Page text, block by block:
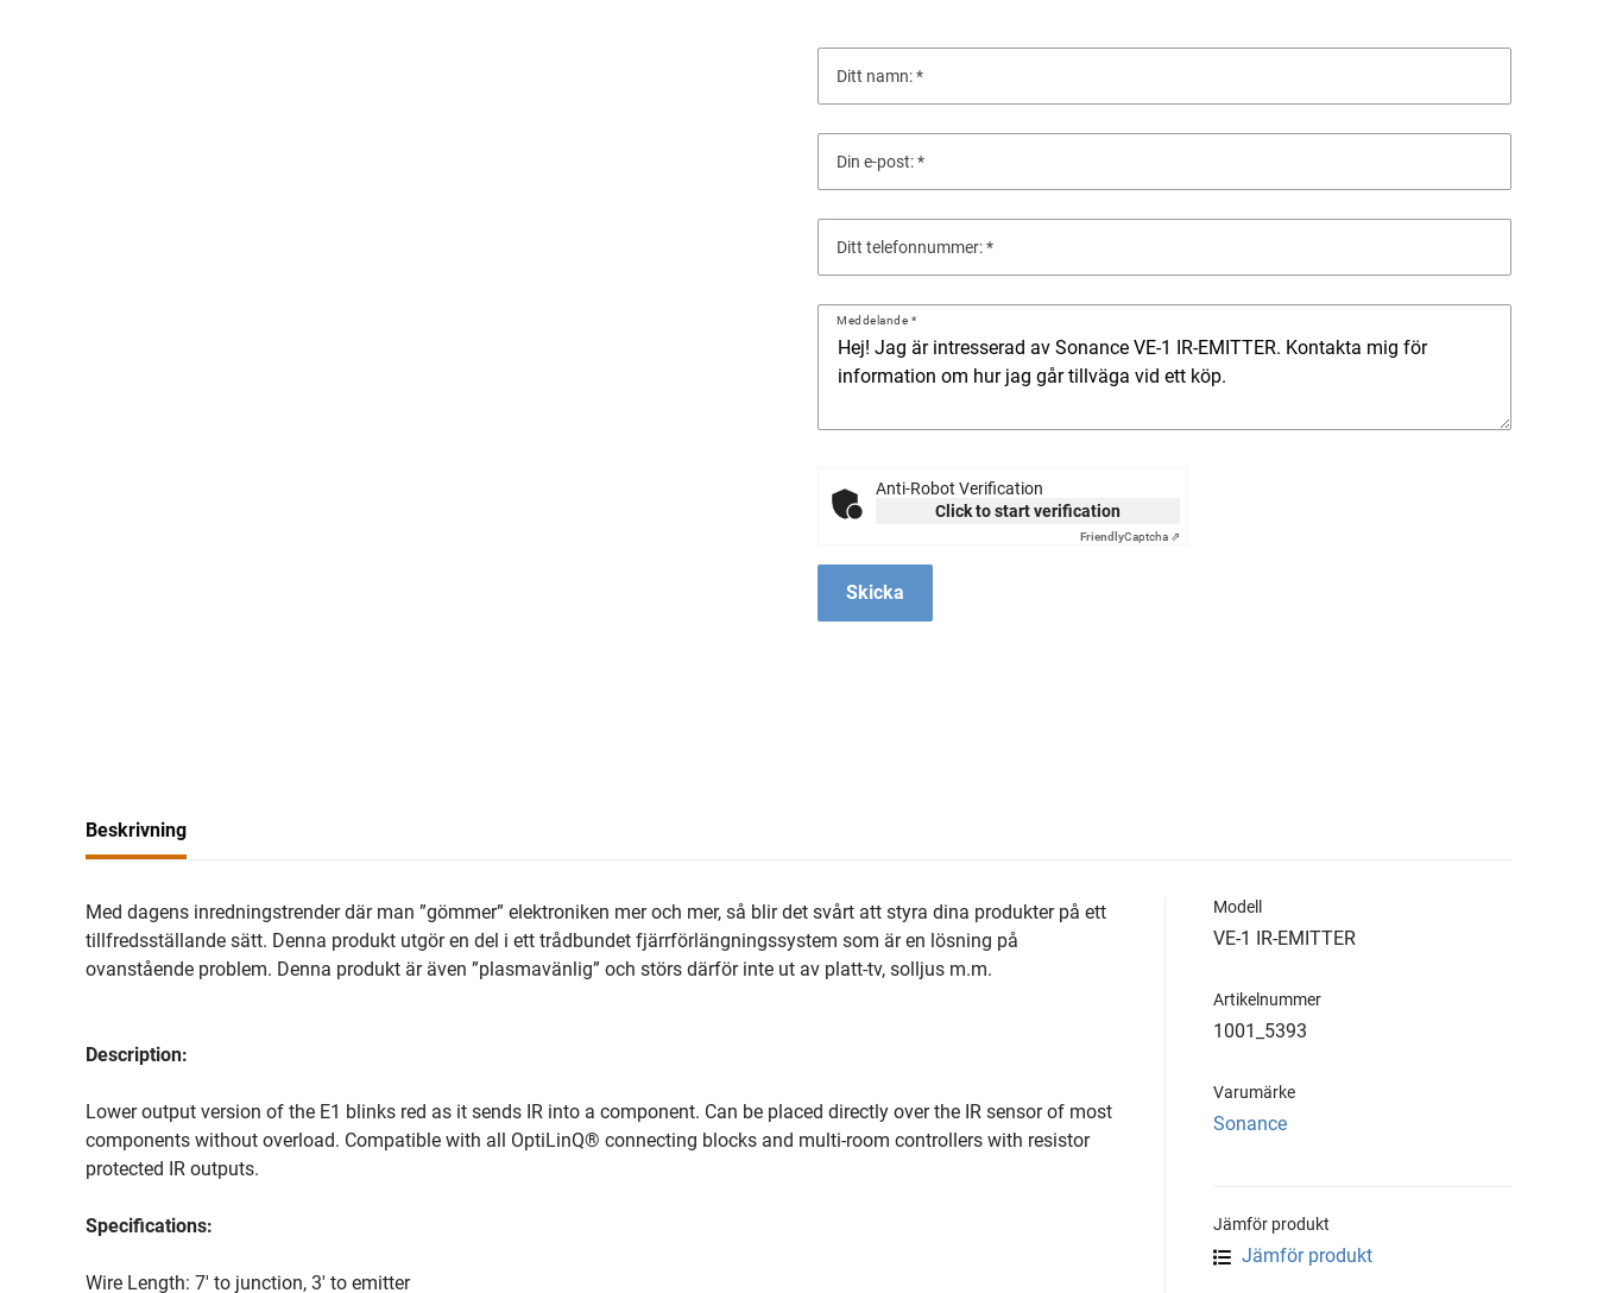
Ditt namn:
Din e-post:
Ditt telefonnummer:
Meddelande
Anti-Robot Verification
Click to start verification
FriendlyCaptcha ⇗
Skicka
Beskrivning
Med dagens inredningstrender där man ”gömmer” elektroniken mer och mer, så blir det svårt att styra dina produkter på ett
tillfredsställande sätt. Denna produkt utgör en del i ett trådbundet fjärrförlängningssystem som är en lösning på
ovanstående problem. Denna produkt är även ”plasmavänlig” och störs därför inte ut av platt-tv, solljus m.m.
Description:
Lower output version of the E1 blinks red as it sends IR into a component. Can be placed directly over the IR sensor of most
components without overload. Compatible with all OptiLinQ® connecting blocks and multi-room controllers with resistor
protected IR outputs.
Specifications:
Wire Length: 7' to junction, 3' to emitter
Modell
VE-1 IR-EMITTER
Artikelnummer
1001_5393
Varumärke
Sonance
Jämför produkt
Jämför produkt